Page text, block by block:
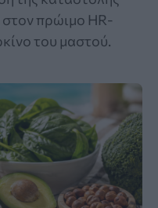
στον πρώιμο HR-
του μαστού.